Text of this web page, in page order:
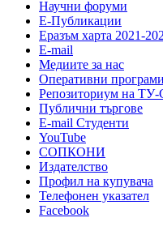
Научни форуми
Е-Публикации
Еразъм харта 2021-
E-mail
Медиите за нас
Оперативни програми
Репозиториум на
Публични търгове
Е-mail Студенти
YouTube
СОПКОНИ
Издателство
Профил на купувача
Телефонен указател
Facebook